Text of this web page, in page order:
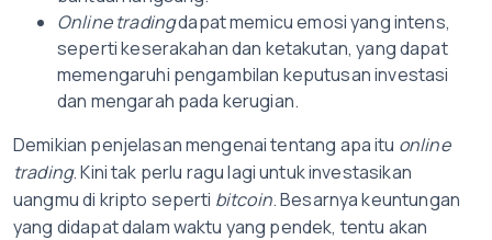
Online tradingdapat memicu emosi yang intens,
seperti keserakahan dan ketakutan, yang dapat
memengaruhi pengambilan keputusan investasi
dan mengarah pada kerugian.
Demikian penjelasan mengenai tentang apa itu online
trading. Kini tak perlu ragu lagi untuk investasikan
uangmu di kripto seperti bitcoin. Besarnya keuntungan
yang didapat dalam waktu yang pendek, tentu akan